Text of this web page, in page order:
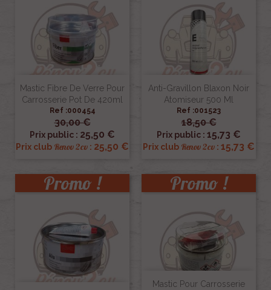
Mastic Fibre De Verre Pour
Carrosserie Pot De 420ml
Ref :000454
30,00 €
Prix public : 25,50 €
Prix club Renov 2cv : 25,50 €
Anti-Gravillon Blaxon Noir
Atomiseur 500 Ml
Ref :001523
18,50 €
Prix public : 15,73 €
Prix club Renov 2cv : 15,73 €
Promo !
Mastic Pour Carrosserie
Promo !